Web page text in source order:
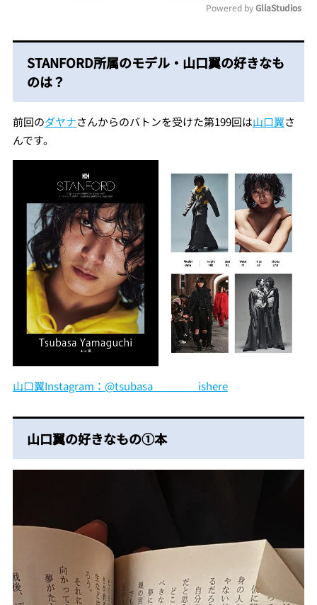
Powered by GliaStudios
STANFORD所属のモデル・山口翼の好きなも
のは？
前回のダヤナさんからのバトンを受けた第199回は山口翼さ
んです。
山口翼Instagram：@tsubasa________ishere
山口翼の好きなもの①本